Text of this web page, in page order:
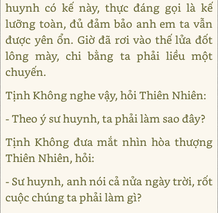
huynh có kế này, thực đáng gọi là kế
lưỡng toàn, đủ đảm bảo anh em ta vẫn
được yên ổn. Giờ đã rơi vào thế lửa đốt
lông mày, chi bằng ta phải liều một
chuyến.
Tịnh Không nghe vậy, hỏi Thiên Nhiên:
- Theo ý sư huynh, ta phải làm sao đây?
Tịnh Không đưa mắt nhìn hòa thượng
Thiên Nhiên, hỏi:
- Sư huynh, anh nói cả nửa ngày trời, rốt
cuộc chúng ta phải làm gì?